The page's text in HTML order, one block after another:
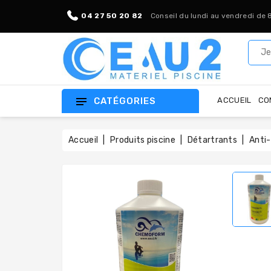
04 27 50 20 82 Conseil du lundi au vendredi de
CATÉGORIES ACCUEIL
Accueil Produits piscine Détartrants Anti-